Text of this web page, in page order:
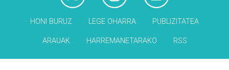
HONI BURUZ LEGE OHARRA PUBLIZITATEA
ARAUAK HARREMANETARAKO RSS